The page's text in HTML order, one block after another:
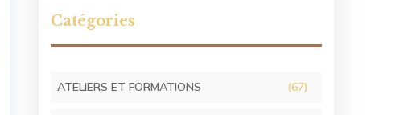
Catégories
ATELIERS ET FORMATIONS (67)